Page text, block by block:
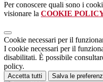
Per conoscere quali sono i
visionare la COOKIE
Cookie necessari per il
I cookie necessari per il
disabilitati. È possibile
policy.
Accetta tutti Salva le